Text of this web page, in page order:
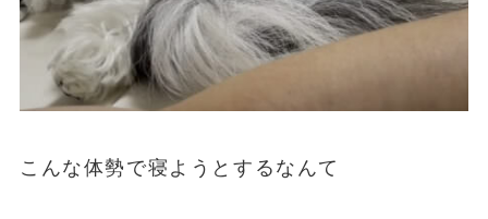
こんな体勢で寝ようとするなんて